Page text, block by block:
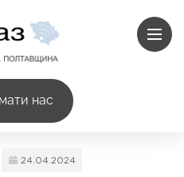
нас
24.04.2024